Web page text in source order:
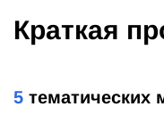
Краткая
5 тематических